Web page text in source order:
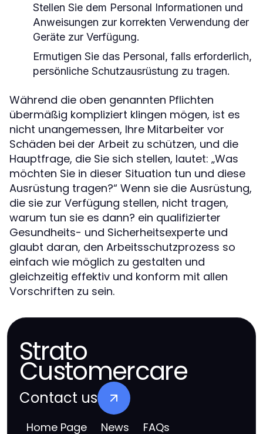
Stellen Sie dem Personal Informationen und
Anweisungen zur korrekten Verwendung der
Geräte zur Verfügung.
Ermutigen Sie das Personal, falls erforderlich,
persönliche Schutzausrüstung zu tragen.
Während die oben genannten Pflichten
übermäßig kompliziert klingen mögen, ist es
nicht unangemessen, Ihre Mitarbeiter vor
Schäden bei der Arbeit zu schützen, und die
Hauptfrage, die Sie sich stellen, lautet: „Was
möchten Sie in dieser Situation tun und diese
Ausrüstung tragen?“ Wenn sie die Ausrüstung,
die sie zur Verfügung stellen, nicht tragen,
warum tun sie es dann? ein qualifizierter
Gesundheits- und Sicherheitsexperte und
glaubt daran, den Arbeitsschutzprozess so
einfach wie möglich zu gestalten und
gleichzeitig effektiv und konform mit allen
Vorschriften zu sein.
Strato
Customercare
Contact us
Home Page News FAQs